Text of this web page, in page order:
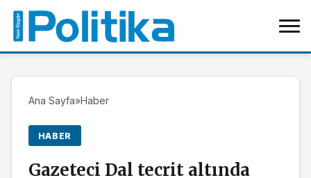
Ana Sayfa»Haber
HABER
Gazeteci Dal tecrit altında